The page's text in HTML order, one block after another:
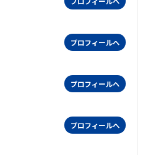
プロフィールへ
プロフィールへ
プロフィールへ